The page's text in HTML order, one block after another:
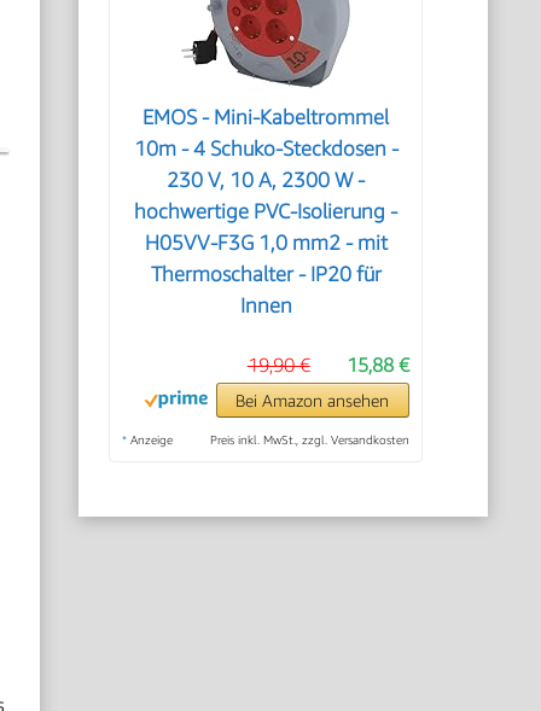
EMOS - Mini-Kabeltrommel
10m - 4 Schuko-Steckdosen -
230 V, 10 A, 2300 W -
hochwertige PVC-Isolierung -
H05VV-F3G 1,0 mm2 - mit
Thermoschalter - IP20 für
Innen
15,88 €
19,90 €
Bei Amazon ansehen
* Anzeige Preis inkl. MwSt., zzgl. Versandkosten